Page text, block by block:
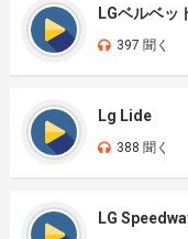
LGベルベッ
397 聞く
Lg Lide
388 聞く
LG